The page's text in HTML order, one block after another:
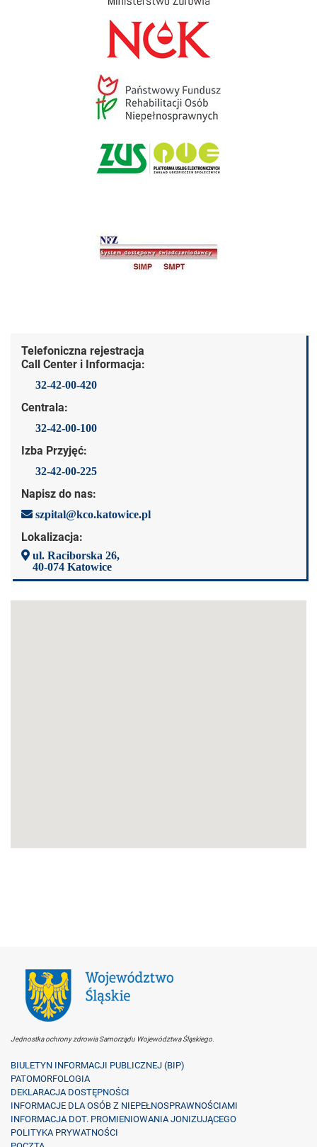
Dane kontaktowe
Telefoniczna rejestracja
Call Center i Informacja:
32-42-00-420
Centrala:
32-42-00-100
Izba Przyjęć:
32-42-00-225
Napisz do nas:
szpital@kco.katowice.pl
Lokalizacja:
ul. Raciborska 26,
40-074 Katowice
Jednostka ochrony zdrowia Samorządu Województwa Śląskiego.
BIULETYN INFORMACJI PUBLICZNEJ (BIP)
PATOMORFOLOGIA
DEKLARACJA DOSTĘPNOŚCI
INFORMACJE DLA OSÓB Z NIEPEŁNOSPRAWNOŚCIAMI
INFORMACJA DOT. PROMIENIOWANIA JONIZUJĄCEGO
POLITYKA PRYWATNOŚCI